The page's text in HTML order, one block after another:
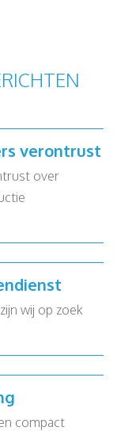
verontrust
over
wij op zoek
compact